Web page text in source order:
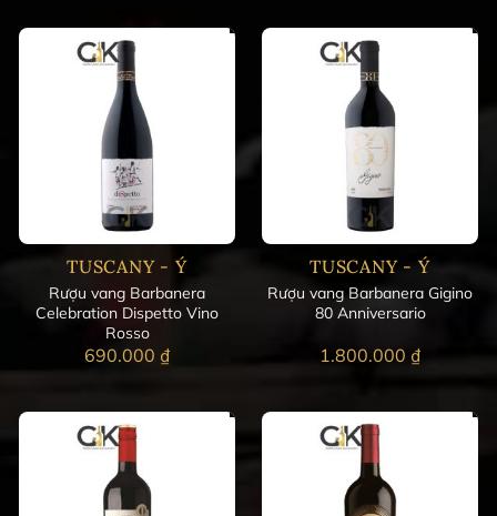
TUSCANY - Ý
Rượu vang Barbanera
Celebration Dispetto Vino
Rosso
690.000 ₫
TUSCANY - Ý
Rượu vang Barbanera Gigino
80 Anniversario
1.800.000 ₫